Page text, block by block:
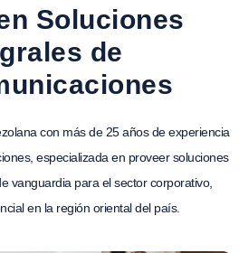
Soluciones
de
con más de 25 años de experiencia
especializada en proveer soluciones
vanguardia para el sector corporativo,
en la región oriental del país.